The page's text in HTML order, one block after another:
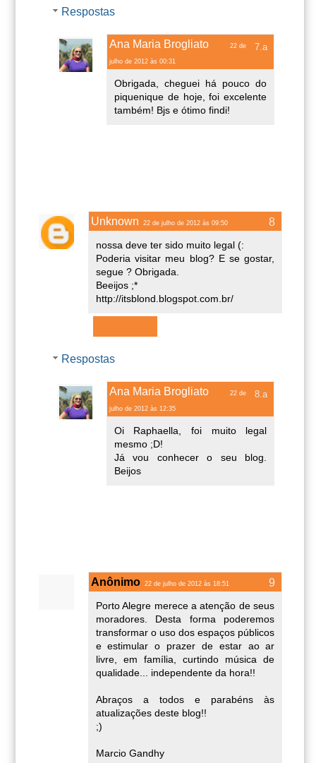
Respostas
Ana Maria Brogliato 22 de
julho de 2012 às 00:31
Obrigada, cheguei há pouco do
piquenique de hoje, foi excelente
também! Bjs e ótimo findi!
Unknown 22 de julho de 2012 às 09:50
nossa deve ter sido muito legal (:
Poderia visitar meu blog? E se gostar,
segue ? Obrigada.
Beeijos ;*
http://itsblond.blogspot.com.br/
Respostas
Ana Maria Brogliato 22 de
julho de 2012 às 12:35
Oi Raphaella, foi muito legal
mesmo ;D!
Já vou conhecer o seu blog.
Beijos
Anônimo 22 de julho de 2012 às 18:51
Porto Alegre merece a atenção de seus
moradores. Desta forma poderemos
transformar o uso dos espaços públicos
e estimular o prazer de estar ao ar
livre, em família, curtindo música de
qualidade... independente da hora!!
Abraços a todos e parabéns às
atualizações deste blog!!
;)
Marcio Gandhy